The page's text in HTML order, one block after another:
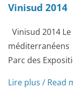
Vinisud 2014
Vinisud 2014
Parc des
Lire plus / Read